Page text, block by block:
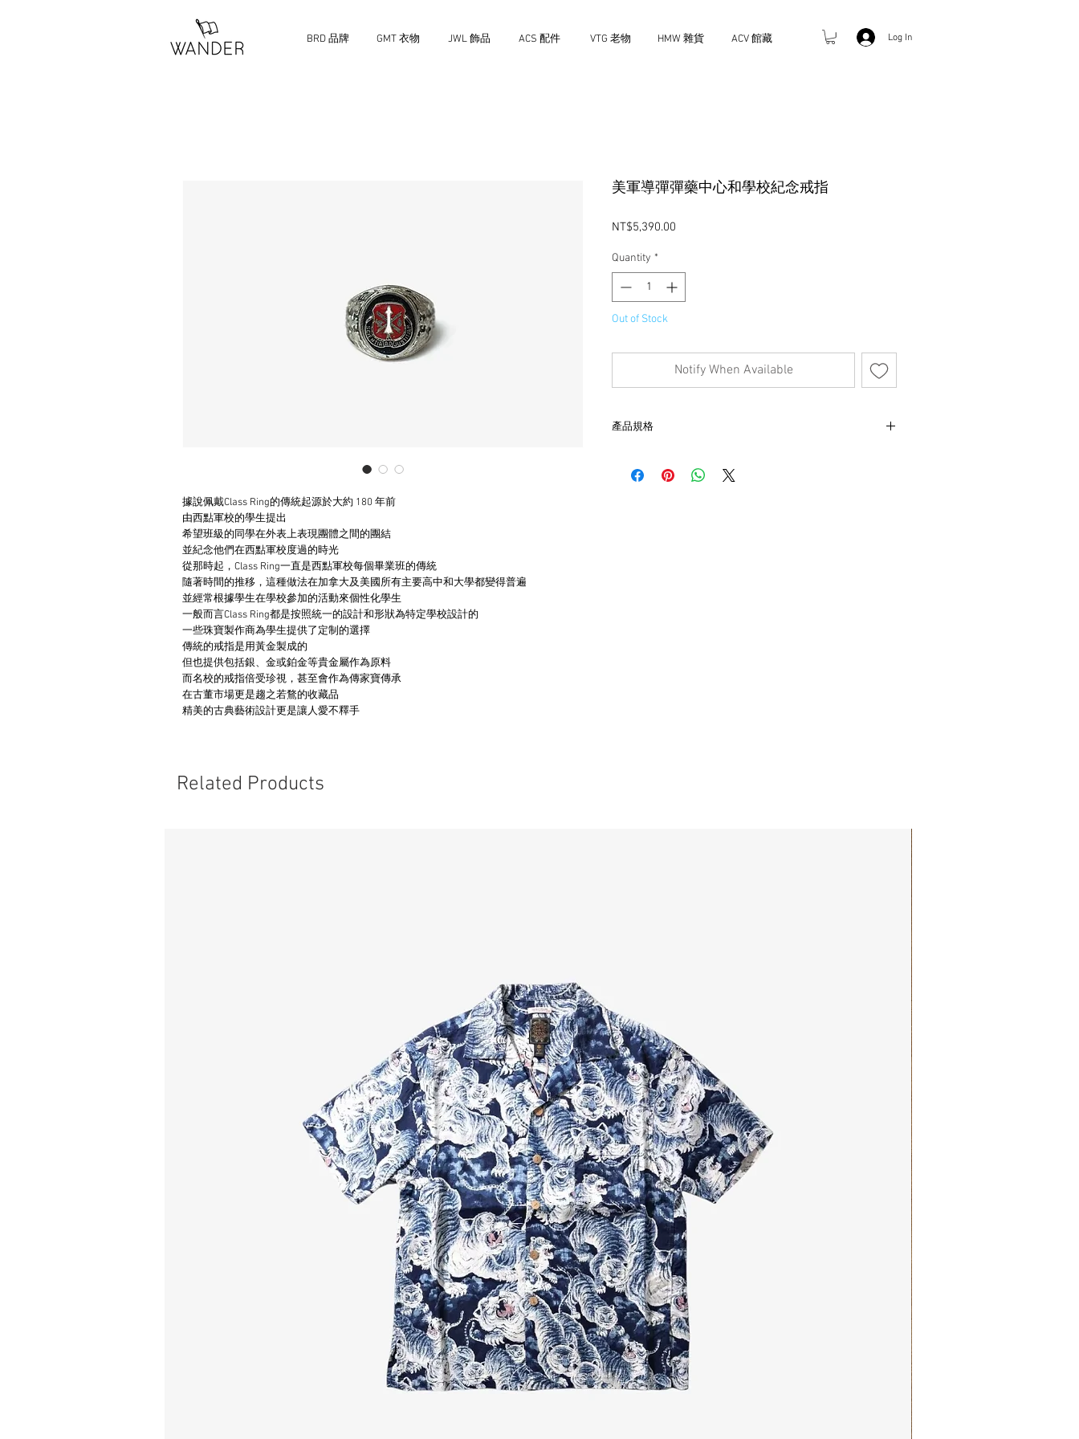
BRD 品牌 GMT 衣物 JWL 飾品 ACS 配件 VTG 老物 HMW 雜貨 ACV 館藏 Log In
據說佩戴Class Ring的傳統起源於大約 180 年前
由西點軍校的學生提出
希望班級的同學在外表上表現團體之間的團結
並紀念他們在西點軍校度過的時光
從那時起，Class Ring一直是西點軍校每個畢業班的傳統
隨著時間的推移，這種做法在加拿大及美國所有主要高中和大學都變得普遍
並經常根據學生在學校參加的活動來個性化學生
一般而言Class Ring都是按照統一的設計和形狀為特定學校設計的
一些珠寶製作商為學生提供了定制的選擇
傳統的戒指是用黃金製成的
但也提供包括銀、金或鉑金等貴金屬作為原料
而名校的戒指倍受珍視，甚至會作為傳家寶傳承
在古董市場更是趨之若鶩的收藏品
精美的古典藝術設計更是讓人愛不釋手
美軍導彈彈藥中心和學校紀念戒指
NT$5,390.00
Quantity *
Out of Stock
Notify When Available
產品規格
- 背面刻有「KINNEY STERLING」字樣
Related Products